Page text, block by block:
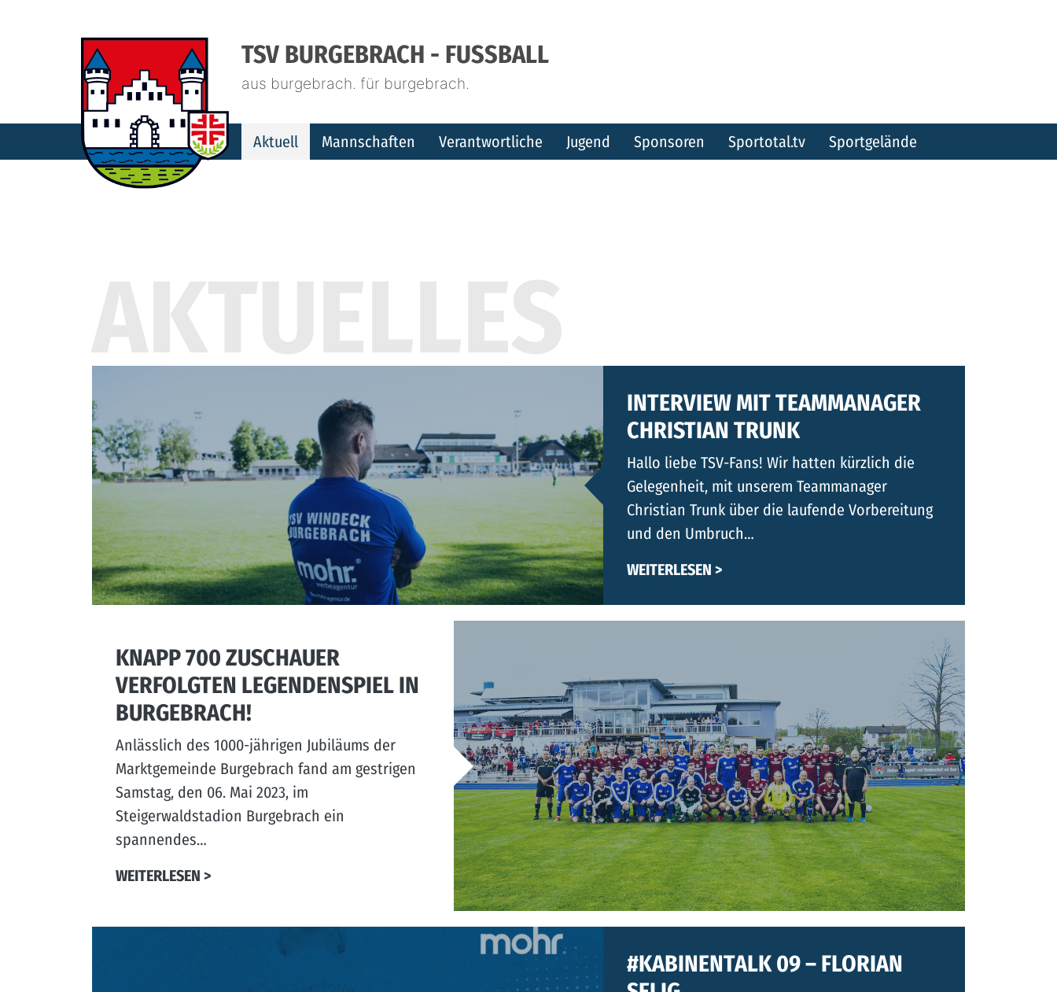
TSV BURGEBRACH - FUSSBALL
aus burgebrach. für burgebrach.
Aktuell Mannschaften Verantwortliche Jugend Sponsoren Sportotal.tv Sportgelände
INTERVIEW MIT TEAMMANAGER
CHRISTIAN TRUNK
Hallo liebe TSV-Fans! Wir hatten kürzlich die
Gelegenheit, mit unserem Teammanager
Christian Trunk über die laufende Vorbereitung
und den Umbruch…
WEITERLESEN >
KNAPP 700 ZUSCHAUER
VERFOLGTEN LEGENDENSPIEL IN
BURGEBRACH!
Anlässlich des 1000-jährigen Jubiläums der
Marktgemeinde Burgebrach fand am gestrigen
Samstag, den 06. Mai 2023, im
Steigerwaldstadion Burgebrach ein
spannendes…
WEITERLESEN >
#KABINENTALK 09 – FLORIAN